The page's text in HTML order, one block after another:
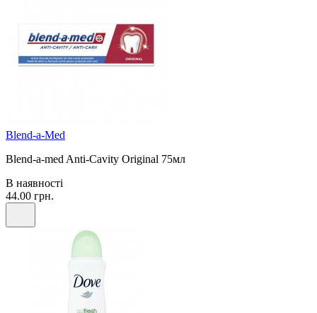
Blend-a-Med
Blend-a-med Anti-Cavity Original 75мл
В наявності
44.00 грн.